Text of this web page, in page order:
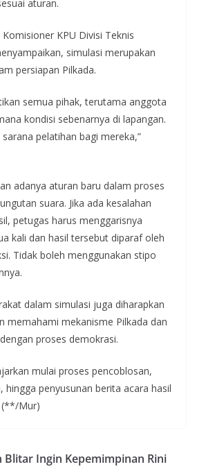
aturan.
KPU Divisi Teknis
simulasi merupakan
persiapan Pilkada.
semua pihak, terutama anggota
kondisi sebenarnya di lapangan.
pelatihan bagi mereka,”
adanya aturan baru dalam proses
suara. Jika ada kesalahan
petugas harus menggarisnya
kali dan hasil tersebut diparaf oleh
Tidak boleh menggunakan stipo
dalam simulasi juga diharapkan
memahami mekanisme Pilkada dan
proses demokrasi.
mulai proses pencoblosan,
hingga penyusunan berita acara hasil
(**/Mur)
Blitar Ingin Kepemimpinan Rini